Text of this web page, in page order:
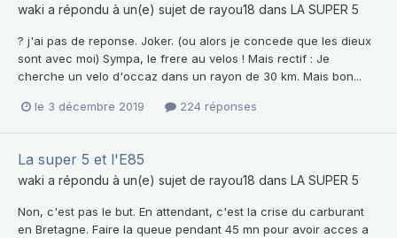
waki a répondu à un(e) sujet de rayou18 dans LA SUPER 5
? j'ai pas de reponse. Joker. (ou alors je concede que les dieux
sont avec moi) Sympa, le frere au velos ! Mais rectif : Je
cherche un velo d'occaz dans un rayon de 30 km. Mais bon...
le 3 décembre 2019 224 réponses
La super 5 et l'E85
waki a répondu à un(e) sujet de rayou18 dans LA SUPER 5
Non, c'est pas le but. En attendant, c'est la crise du carburant
en Bretagne. Faire la queue pendant 45 mn pour avoir acces a